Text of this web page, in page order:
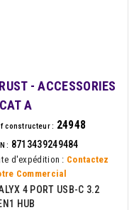
- ACCESSORIES
A
constructeur : 24948
: 8713439249484
d'expédition : Contactez
Commercial
4 PORT USB-C 3.2
HUB